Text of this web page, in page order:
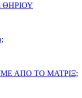
ΘΗΡΙΟΥ
ΑΠΟ ΤΟ ΜΑΤΡΙΞ;